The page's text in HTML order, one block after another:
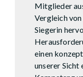
Mitglieder
Vergleich
Siegerin
einen
unserer